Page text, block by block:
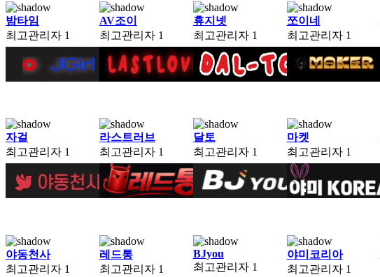
밤타임
최고관리자 1
AV조이
최고관리자 1
휴지넷
최고관리자 1
쪼이네
최고관리자 1
자걸
최고관리자 1
라스트러브
최고관리자 1
달토
최고관리자 1
마켓
최고관리자 1
야동천사
최고관리자 1
레드통
최고관리자 1
BJyou
최고관리자 1
야미코리아
최고관리자 1